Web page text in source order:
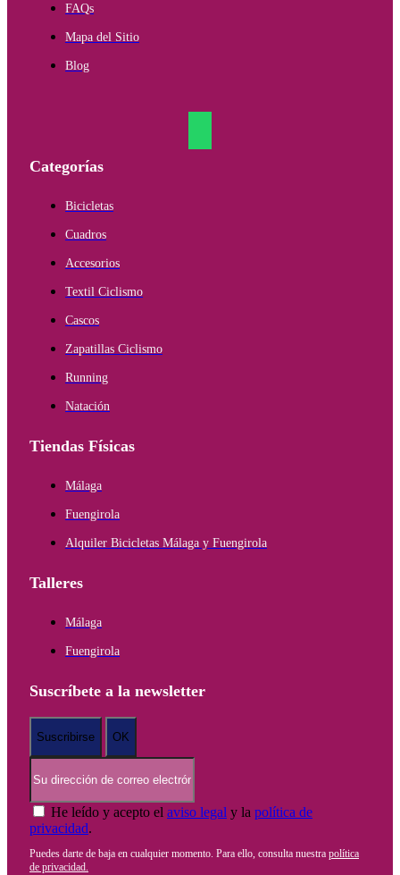
FAQs
Mapa del Sitio
Blog
Categorías
Bicicletas
Cuadros
Accesorios
Textil Ciclismo
Cascos
Zapatillas Ciclismo
Running
Natación
Tiendas Físicas
Málaga
Fuengirola
Alquiler Bicicletas Málaga y Fuengirola
Talleres
Málaga
Fuengirola
Suscríbete a la newsletter
He leído y acepto el aviso legal y la política de
privacidad.
Puedes darte de baja en cualquier momento. Para ello, consulta nuestra política
de privacidad.